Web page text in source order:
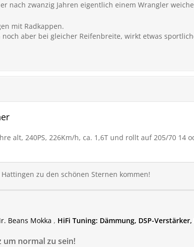
nach zwanzig Jahren eigentlich einem Wrangler
mit Radkappen.
noch aber bei gleicher Reifenbreite, wirkt etwas
alt, 240PS, 226Km/h, ca. 1,6T und rollt auf 205/70 14
zu den schönen Sternen kommen!
Beans Mokka , HiFi Tuning: Dämmung, DSP-
um normal zu sein!